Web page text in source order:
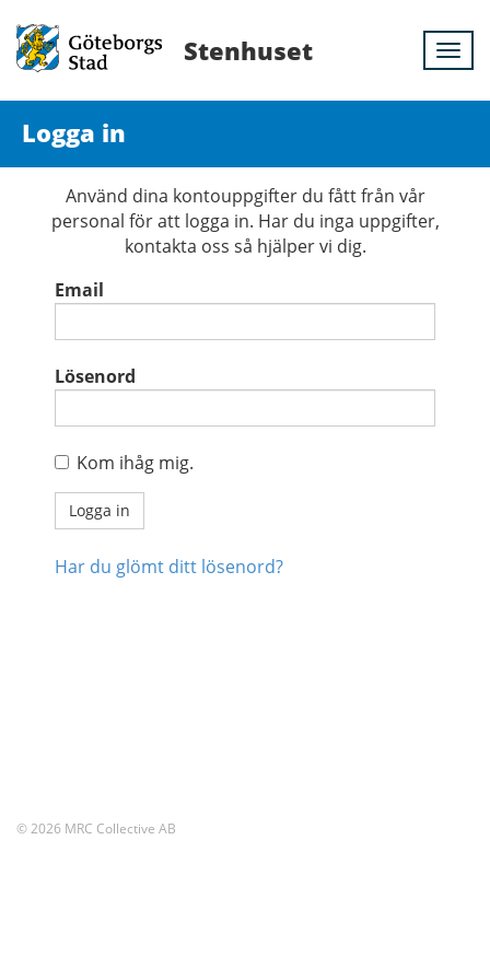
Stenhuset
Logga in
Använd dina kontouppgifter du fått från vår
personal för att logga in. Har du inga uppgifter,
kontakta oss så hjälper vi dig.
Email
Lösenord
Kom ihåg mig.
Har du glömt ditt lösenord?
© 2026 MRC Collective AB